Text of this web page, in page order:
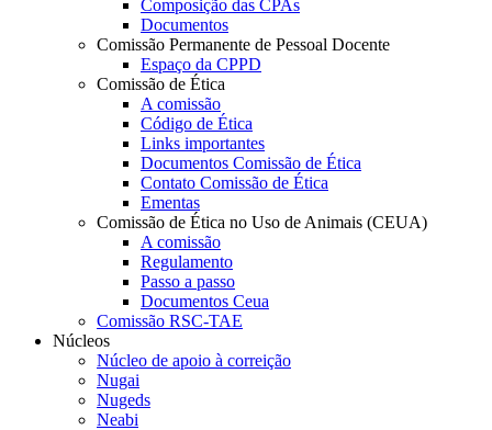
Composição das CPAs
Documentos
Comissão Permanente de Pessoal Docente
Espaço da CPPD
Comissão de Ética
A comissão
Código de Ética
Links importantes
Documentos Comissão de Ética
Contato Comissão de Ética
Ementas
Comissão de Ética no Uso de Animais (CEUA)
A comissão
Regulamento
Passo a passo
Documentos Ceua
Comissão RSC-TAE
Núcleos
Núcleo de apoio à correição
Nugai
Nugeds
Neabi